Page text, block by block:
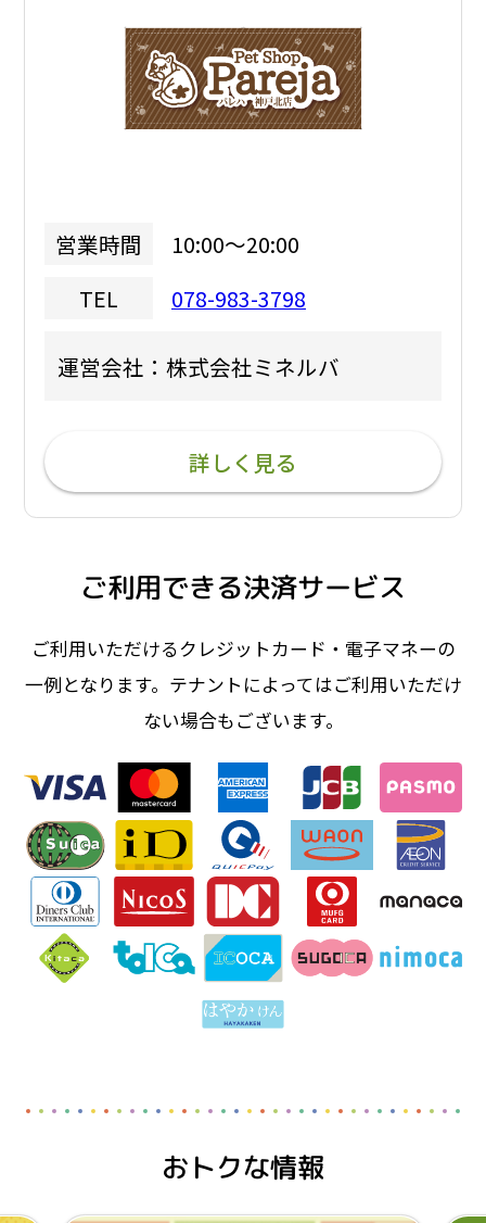
営業時間
10:00～20:00
TEL
078-983-3798
運営会社：株式会社ミネルバ
詳しく見る
ご利用できる決済サービス
ご利用いただけるクレジットカード・電子マネーの
一例となります。テナントによってはご利用いただけ
ない場合もございます。
おトクな情報